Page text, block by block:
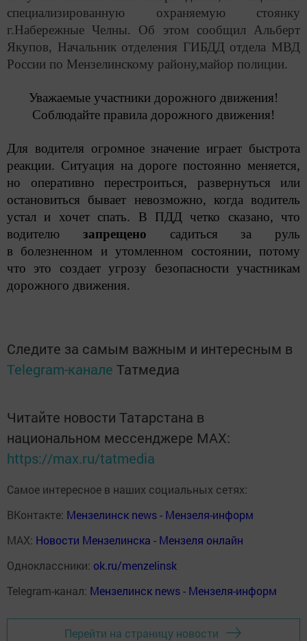
специализированную охраняемую стоянку
г.Набережные Челны. Об этом сообщил Альберт
Якупов, Начальник отделения ГИБДД отдела МВД
России по Мензелинскому району,майор полиции.
Уважаемые участники дорожного движения!
Соблюдайте правила дорожного движения!
Для водителя огромное значение играет быстрота
реакции. Ситуация на дороге постоянно меняется,
но оперативно перестроиться, развернуться или
остановиться бывает невозможно, когда водитель
устал и хочет спать. В ПДД четко сказано, что
водителю запрещено садиться за руль
в болезненном и утомленном состоянии, потому
что это создает угрозу безопасности участникам
дорожного движения.
Следите за самым важным и интересным в
Telegram-канале Татмедиа
Читайте новости Татарстана в
национальном мессенджере MАХ:
https://max.ru/tatmedia
Самое интересное в наших социальных сетях:
ВКонтакте: Мензелинск news - Мензеля-информ
MAX: Новости Мензелинска - Мензеля онлайн
Одноклассники: ok.ru/menzelinsk
Telegram-канал: Мензелинск news - Мензеля-информ
Перейти на страницу новости